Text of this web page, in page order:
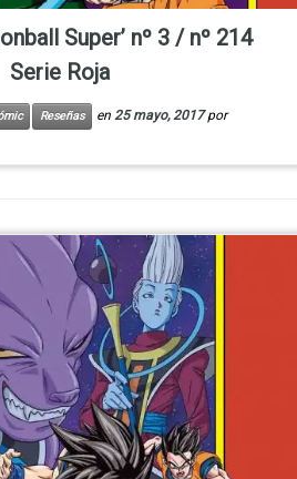
Super’ nº 3 / nº 214
Serie Roja
Reseñas en 25 mayo, 2017 por